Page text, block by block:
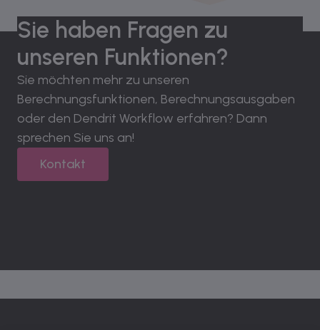
Sie haben Fragen zu
unseren Funktionen?
Sie möchten mehr zu unseren
Berechnungsfunktionen, Berechnungsausgaben
oder den Dendrit Workflow erfahren? Dann
sprechen Sie uns an!
Kontakt